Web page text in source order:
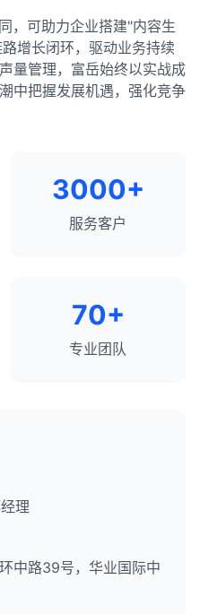
，可助力企业搭建"内容生
增长闭环，驱动业务持续
量管理，富岳始终以实战成
中把握发展机遇，强化竞争
3000+
服务客户
70+
专业团队
理
中路39号，华业国际中